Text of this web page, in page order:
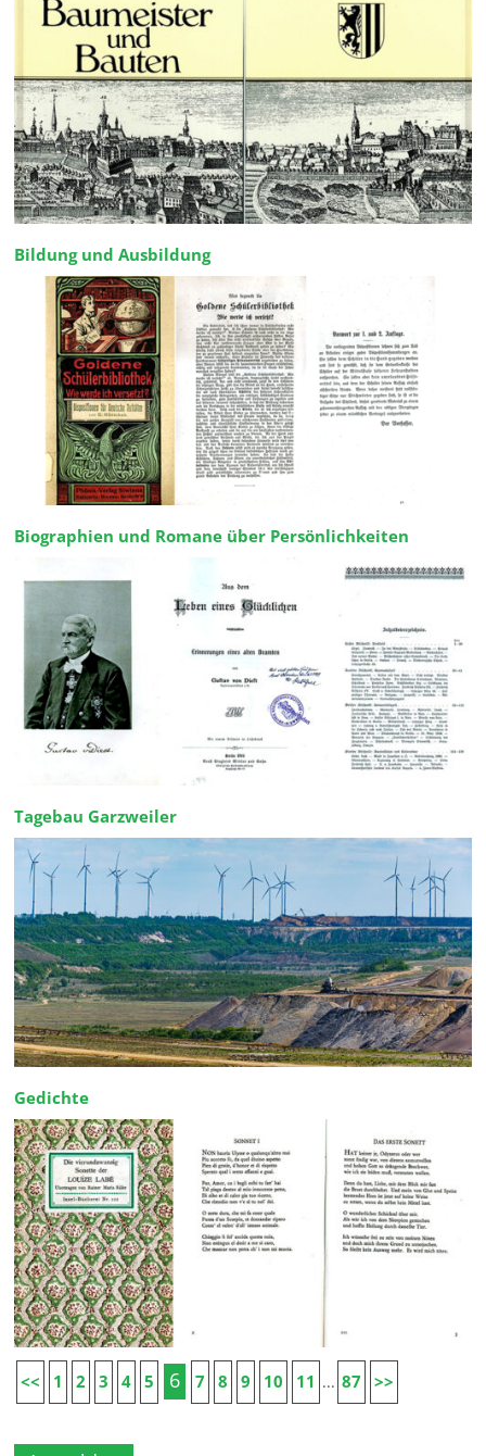
Bildung und Ausbildung
Biographien und Romane über Persönlichkeiten
Tagebau Garzweiler
Gedichte
<< 1 2 3 4 5 6 7 8 9 10 11 ... 87 >>